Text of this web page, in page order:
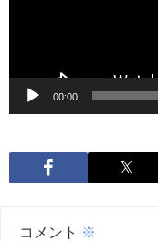
00:00
コメント ※